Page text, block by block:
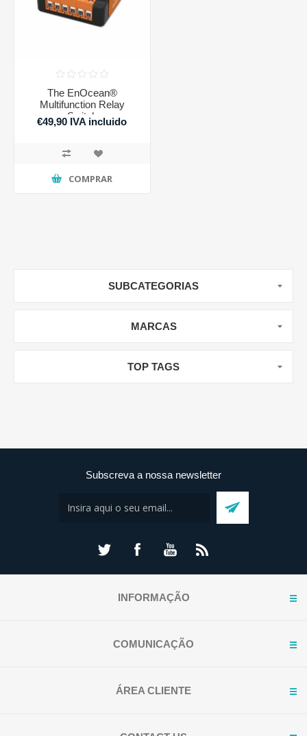
The EnOcean®
Multifunction Relay
Switch
€49,90 IVA incluido
COMPRAR
SUBCATEGORIAS
MARCAS
TOP TAGS
Subscreva a nossa newsletter
INFORMAÇÃO
COMUNICAÇÃO
ÁREA CLIENTE